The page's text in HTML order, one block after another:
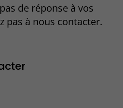
de réponse à vos
pas à nous contacter.